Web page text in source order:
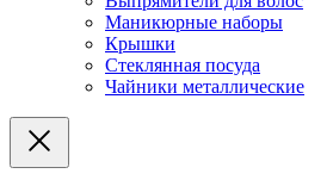
Маникюрные наборы
Крышки
Стеклянная посуда
Чайники металлические